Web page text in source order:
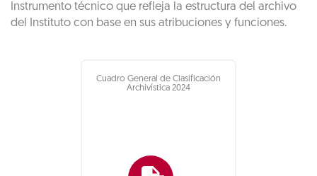
Instrumento técnico que refleja la estructura del archivo
del Instituto con base en sus atribuciones y funciones.
Cuadro General de Clasificación
Archivística 2024